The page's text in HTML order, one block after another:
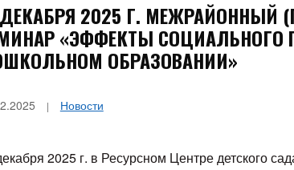
2025 Г. МЕЖРАЙОННЫЙ
«ЭФФЕКТЫ СОЦИАЛЬНОГО
ОБРАЗОВАНИИ»
Новости
2025 г. в Ресурсном Центре детского